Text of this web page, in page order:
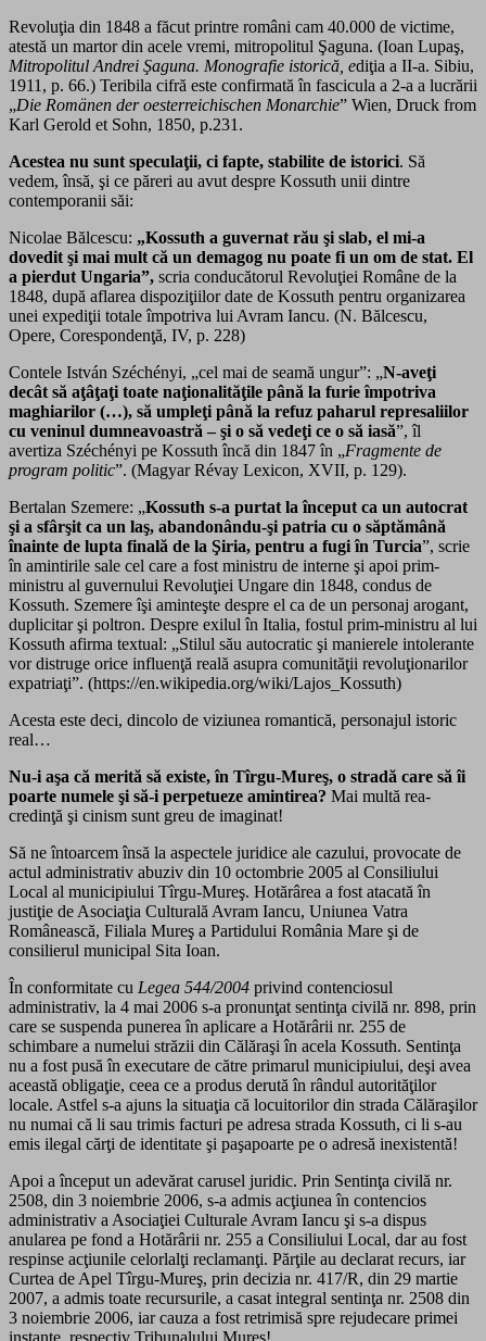
Revoluţia din 1848 a făcut printre români cam 40.000 de victime,
atestă un martor din acele vremi, mitropolitul Şaguna. (Ioan Lupaş,
Mitropolitul Andrei Şaguna. Monografie istorică, ediţia a II-a. Sibiu,
1911, p. 66.) Teribila cifră este confirmată în fascicula a 2-a a lucrării
„Die Romänen der oesterreichischen Monarchie” Wien, Druck from
Karl Gerold et Sohn, 1850, p.231.
Acestea nu sunt speculaţii, ci fapte, stabilite de istorici. Să
vedem, însă, şi ce păreri au avut despre Kossuth unii dintre
contemporanii săi:
Nicolae Bălcescu: „Kossuth a guvernat rău şi slab, el mi-a
dovedit şi mai mult că un demagog nu poate fi un om de stat. El
a pierdut Ungaria”, scria conducătorul Revoluţiei Române de la
1848, după aflarea dispoziţiilor date de Kossuth pentru organizarea
unei expediţii totale împotriva lui Avram Iancu. (N. Bălcescu,
Opere, Corespondenţă, IV, p. 228)
Contele István Széchényi, „cel mai de seamă ungur”: „N-aveţi
decât să aţâţaţi toate naţionalităţile până la furie împotriva
maghiarilor (…), să umpleţi până la refuz paharul represaliilor
cu veninul dumneavoastră – şi o să vedeţi ce o să iasă”, îl
avertiza Széchényi pe Kossuth încă din 1847 în „Fragmente de
program politic”. (Magyar Révay Lexicon, XVII, p. 129).
Bertalan Szemere: „Kossuth s-a purtat la început ca un autocrat
şi a sfârşit ca un laş, abandonându-şi patria cu o săptămână
înainte de lupta finală de la Şiria, pentru a fugi în Turcia”, scrie
în amintirile sale cel care a fost ministru de interne şi apoi prim-
ministru al guvernului Revoluţiei Ungare din 1848, condus de
Kossuth. Szemere îşi aminteşte despre el ca de un personaj arogant,
duplicitar şi poltron. Despre exilul în Italia, fostul prim-ministru al lui
Kossuth afirma textual: „Stilul său autocratic şi manierele intolerante
vor distruge orice influenţă reală asupra comunităţii revoluţionarilor
expatriaţi”. (https://en.wikipedia.org/wiki/Lajos_Kossuth)
Acesta este deci, dincolo de viziunea romantică, personajul istoric
real…
Nu-i aşa că merită să existe, în Tîrgu-Mureş, o stradă care să îi
poarte numele şi să-i perpetueze amintirea? Mai multă rea-
credinţă şi cinism sunt greu de imaginat!
Să ne întoarcem însă la aspectele juridice ale cazului, provocate de
actul administrativ abuziv din 10 octombrie 2005 al Consiliului
Local al municipiului Tîrgu-Mureş. Hotărârea a fost atacată în
justiţie de Asociaţia Culturală Avram Iancu, Uniunea Vatra
Românească, Filiala Mureş a Partidului România Mare şi de
consilierul municipal Sita Ioan.
În conformitate cu Legea 544/2004 privind contenciosul
administrativ, la 4 mai 2006 s-a pronunţat sentinţa civilă nr. 898, prin
care se suspenda punerea în aplicare a Hotărârii nr. 255 de
schimbare a numelui străzii din Călăraşi în acela Kossuth. Sentinţa
nu a fost pusă în executare de către primarul municipiului, deşi avea
această obligaţie, ceea ce a produs derută în rândul autorităţilor
locale. Astfel s-a ajuns la situaţia că locuitorilor din strada Călăraşilor
nu numai că li sau trimis facturi pe adresa strada Kossuth, ci li s-au
emis ilegal cărţi de identitate şi paşapoarte pe o adresă inexistentă!
Apoi a început un adevărat carusel juridic. Prin Sentinţa civilă nr.
2508, din 3 noiembrie 2006, s-a admis acţiunea în contencios
administrativ a Asociaţiei Culturale Avram Iancu şi s-a dispus
anularea pe fond a Hotărârii nr. 255 a Consiliului Local, dar au fost
respinse acţiunile celorlalţi reclamanţi. Părţile au declarat recurs, iar
Curtea de Apel Tîrgu-Mureş, prin decizia nr. 417/R, din 29 martie
2007, a admis toate recursurile, a casat integral sentinţa nr. 2508 din
3 noiembrie 2006, iar cauza a fost retrimisă spre rejudecare primei
instanţe, respectiv Tribunalului Mureş!